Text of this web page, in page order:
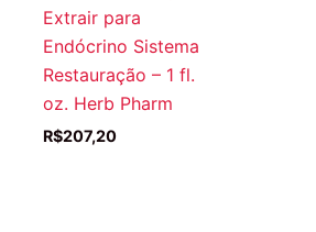
Extrair para
Endócrino Sistema
Restauração – 1 fl.
oz. Herb Pharm
R$207,20